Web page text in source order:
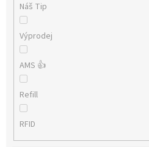
Náš Tip
Výprodej
AMS 👍
Refill
RFID